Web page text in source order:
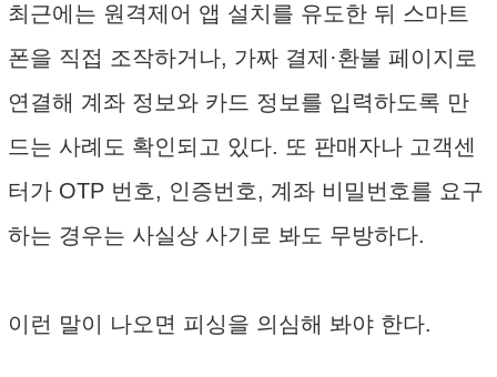
최근에는 원격제어 앱 설치를 유도한 뒤 스마트
폰을 직접 조작하거나, 가짜 결제·환불 페이지로
연결해 계좌 정보와 카드 정보를 입력하도록 만
드는 사례도 확인되고 있다. 또 판매자나 고객센
터가 OTP 번호, 인증번호, 계좌 비밀번호를 요구
하는 경우는 사실상 사기로 봐도 무방하다.
이런 말이 나오면 피싱을 의심해 봐야 한다.